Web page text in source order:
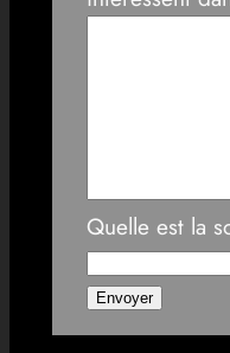
Quelle est la